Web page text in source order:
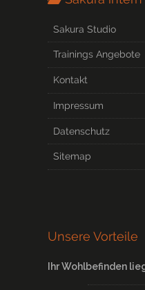
Sakura Studio
Trainings Angebote
Kontakt
Impressum
Datenschutz
Sitemap
Unsere Vorteile
Ihr Wohlbefinden